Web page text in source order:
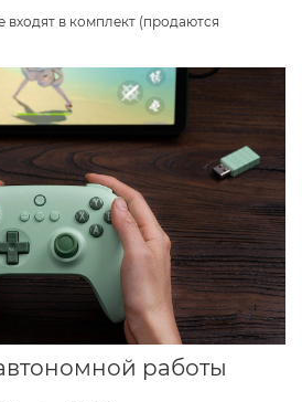
входят в комплект (продаются
работы